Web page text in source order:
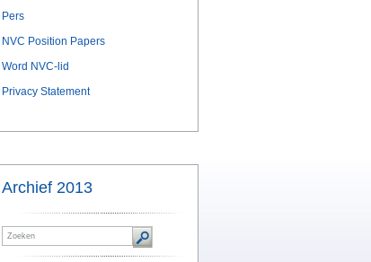
Pers
NVC Position Papers
Word NVC-lid
Privacy Statement
Archief 2013